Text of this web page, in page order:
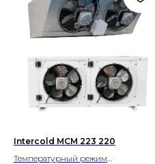
Intercold MCM 223 220
Температурный режим